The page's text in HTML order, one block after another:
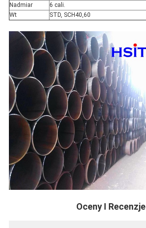
Nadmiar
6 cali.
Wt
STD, SCH40,60
Oceny I Recenzje